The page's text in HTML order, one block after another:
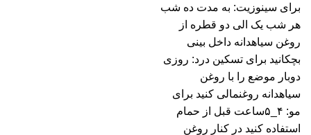
برای سینوزیت: به مدت ده شب
هر شب یک الی دو قطره از
روغن سیاهدانه داخل بینی
بچکانید برای تسکین درد: روزی
دوبار موضع را با روغن
سیاهدانه روغنمالی کنید برای
مو: ۴_۵ساعت قبل از حمام
استفاده کنید در کنار روغن